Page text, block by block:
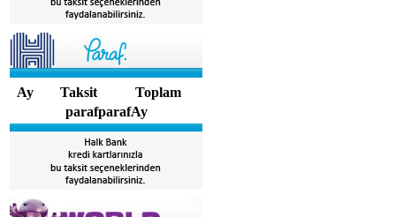
Ay Taksit
Toplam
parafparafAy